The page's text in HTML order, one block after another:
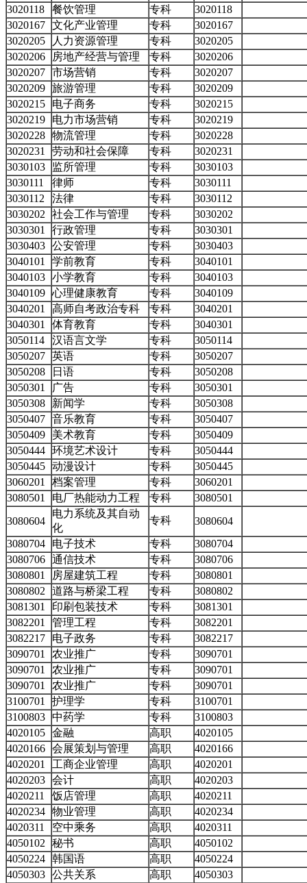
3020118
餐饮管理 专科
3020118
3020167 文化产业管理 专科
3020167
3020205
人力资源管理 专科
3020205
3020206
房地产经营与管理 专科
3020206
3020207 市场营销 专科
3020207
3020209 旅游管理 专科
3020209
3020215
电子商务 专科
3020215
3020219
电力市场营销 专科
3020219
3020228 物流管理 专科
3020228
3020231
劳动和社会保障 专科
3020231
3030103
监所管理 专科
3030103
3030111
律师 专科
3030111
3030112
法律 专科
3030112
3030202
社会工作与管理 专科
3030202
3030301
行政管理 专科
3030301
3030403 公安管理 专科
3030403
3040101
学前教育 专科
3040101
3040103 小学教育 专科
3040103
3040109 心理健康教育 专科
3040109
3040201
高师自考政治专科 专科
3040201
3040301
体育教育 专科
3040301
3050114
汉语言文学 专科
3050114
3050207 英语 专科
3050207
3050208
日语 专科
3050208
3050301
广告 专科
3050301
3050308
新闻学 专科
3050308
3050407 音乐教育 专科
3050407
3050409
美术教育 专科
3050409
3050444 环境艺术设计 专科
3050444
3050445 动漫设计 专科
3050445
3060201
档案管理 专科
3060201
3080501
电厂热能动力工程 专科
3080501
3080604
电力系统及其自动
化
专科
3080604
3080704
电子技术 专科
3080704
3080706 通信技术 专科
3080706
3080801
房屋建筑工程 专科
3080801
3080802
道路与桥梁工程 专科
3080802
3081301
印刷包装技术 专科
3081301
3082201
管理工程 专科
3082201
3082217
电子政务 专科
3082217
3090701
农业推广 专科
3090701
3090701
农业推广 专科
3090701
3090701
农业推广 专科
3090701
3100701
护理学 专科
3100701
3100803 中药学 专科
3100803
4020105 金融 高职
4020105
4020166 会展策划与管理 高职
4020166
4020201
工商企业管理 高职
4020201
4020203 会计 高职
4020203
4020211
饭店管理 高职
4020211
4020234 物业管理 高职
4020234
4020311
空中乘务 高职
4020311
4050102
秘书 高职
4050102
4050224 韩国语 高职
4050224
4050303 公共关系 高职
4050303